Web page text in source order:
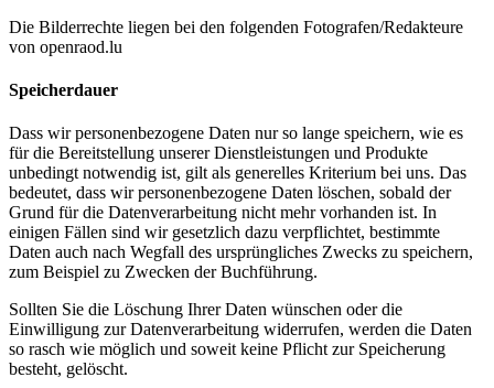
Die Bilderrechte liegen bei den folgenden Fotografen/Redakteure
von openraod.lu
Speicherdauer
Dass wir personenbezogene Daten nur so lange speichern, wie es
für die Bereitstellung unserer Dienstleistungen und Produkte
unbedingt notwendig ist, gilt als generelles Kriterium bei uns. Das
bedeutet, dass wir personenbezogene Daten löschen, sobald der
Grund für die Datenverarbeitung nicht mehr vorhanden ist. In
einigen Fällen sind wir gesetzlich dazu verpflichtet, bestimmte
Daten auch nach Wegfall des ursprüngliches Zwecks zu speichern,
zum Beispiel zu Zwecken der Buchführung.
Sollten Sie die Löschung Ihrer Daten wünschen oder die
Einwilligung zur Datenverarbeitung widerrufen, werden die Daten
so rasch wie möglich und soweit keine Pflicht zur Speicherung
besteht, gelöscht.